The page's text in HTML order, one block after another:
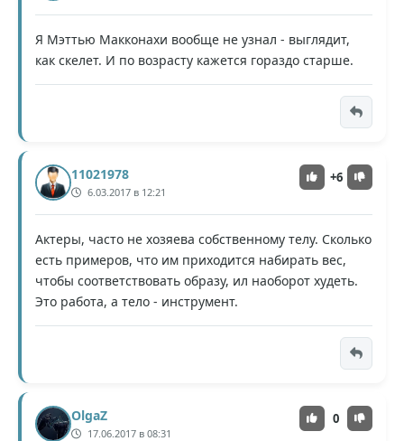
Я Мэттью Макконахи вообще не узнал - выглядит,
как скелет. И по возрасту кажется гораздо старше.
11021978
6.03.2017 в 12:21
+6
Актеры, часто не хозяева собственному телу. Сколько
есть примеров, что им приходится набирать вес,
чтобы соответствовать образу, ил наоборот худеть.
Это работа, а тело - инструмент.
OlgaZ
17.06.2017 в 08:31
0